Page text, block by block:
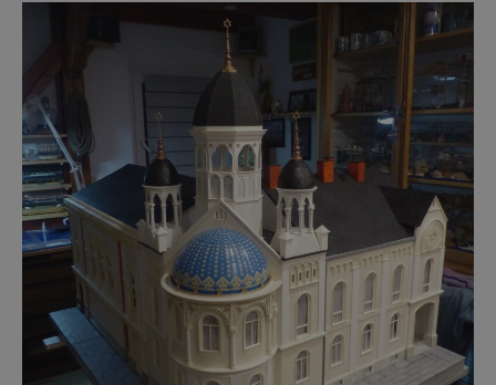
přímo v historickém centru městečka
nedaleko řeky Otavy, po